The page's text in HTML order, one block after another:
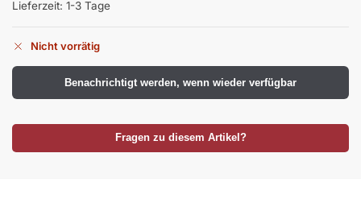
Lieferzeit: 1-3 Tage
Nicht vorrätig
Benachrichtigt werden, wenn wieder verfügbar
Fragen zu diesem Artikel?